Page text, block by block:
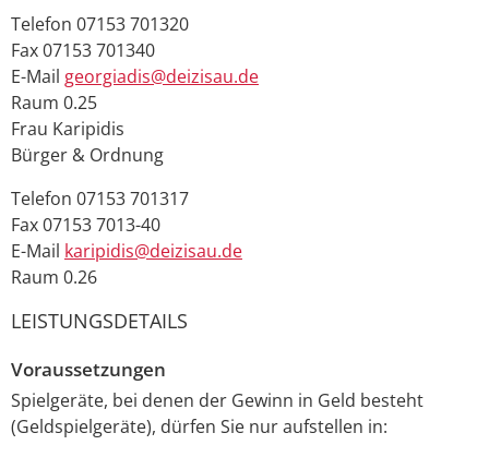
Telefon 07153 701320
Fax07153 701340
E-Mail georgiadis@deizisau.de
Raum 0.25
Frau Karipidis
Bürger & Ordnung
Telefon 07153 701317
Fax07153 7013-40
E-Mail karipidis@deizisau.de
Raum 0.26
LEISTUNGSDETAILS
Voraussetzungen
Spielgeräte, bei denen der Gewinn in Geld besteht
(Geldspielgeräte), dürfen Sie nur aufstellen in: